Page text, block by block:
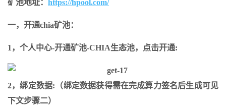
矿池地址： https://hpool.com/
一，开通chia矿池：
1，个人中心-开通矿池-CHIA生态池，点击开通:
2，绑定数据:（绑定数据获得需在完成算力签名后生成可见
下文步骤二）